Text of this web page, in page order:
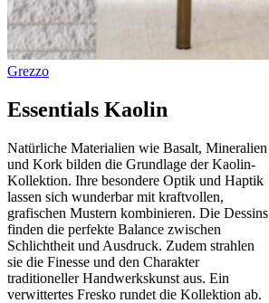
Essentials Kaolin
Natürliche Materialien wie Basalt, Mineralien
und Kork bilden die Grundlage der Kaolin-
Kollektion. Ihre besondere Optik und Haptik
lassen sich wunderbar mit kraftvollen,
grafischen Mustern kombinieren. Die Dessins
finden die perfekte Balance zwischen
Schlichtheit und Ausdruck. Zudem strahlen
sie die Finesse und den Charakter
traditioneller Handwerkskunst aus. Ein
verwittertes Fresko rundet die Kollektion ab.